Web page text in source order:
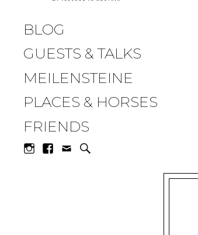
miia.at
BLOG
GUESTS & TALKS
MEILENSTEINE
PLACES & HORSES
FRIENDS